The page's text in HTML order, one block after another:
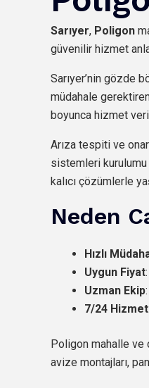
Sarıyer, Poligon
güvenilir hizmet
Sarıyer’nin gözde
müdahale
boyunca hizmet
Arıza tespiti ve
sistemleri kurulumu
kalıcı çözümlerle
Neden
Hızlı
Uygun Fiyat
Uzman Ekip
7/24 Hizmet
Poligon mahalle ve
avize montajları,